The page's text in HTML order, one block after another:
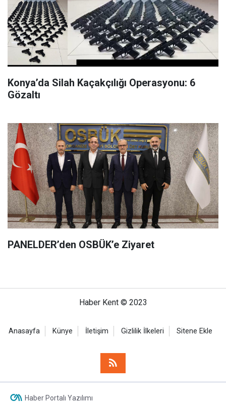
Konya’da Silah Kaçakçılığı Operasyonu: 6
Gözaltı
PANELDER’den OSBÜK’e Ziyaret
Haber Kent © 2023
Anasayfa Künye İletişim Gizlilik İlkeleri Sitene Ekle
Haber Portalı Yazılımı